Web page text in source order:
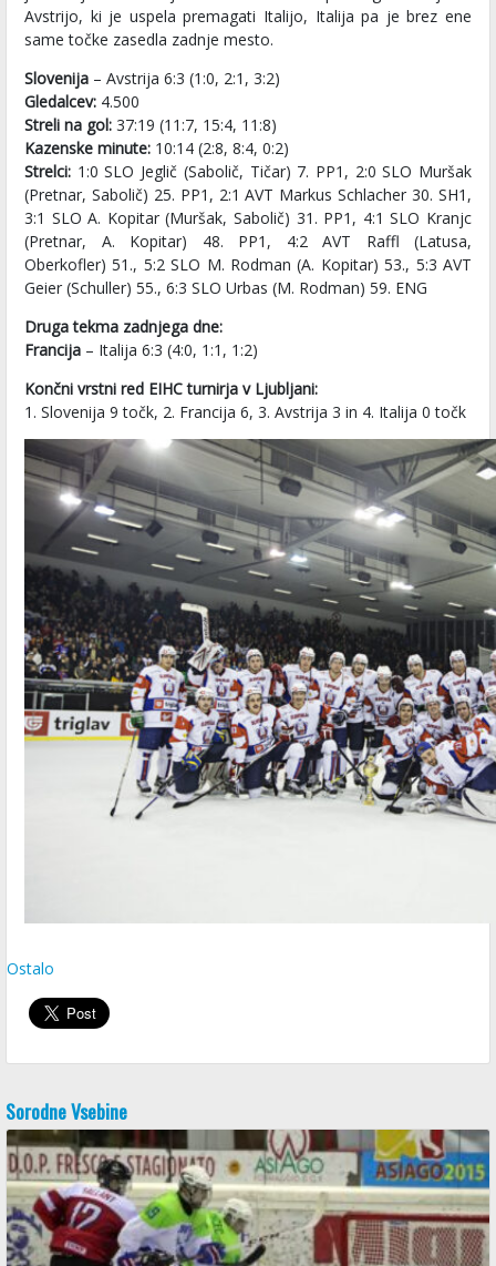
Avstrijo, ki je uspela premagati Italijo, Italija pa je brez ene
same točke zasedla zadnje mesto.
Slovenija – Avstrija 6:3 (1:0, 2:1, 3:2)
Gledalcev: 4.500
Streli na gol: 37:19 (11:7, 15:4, 11:8)
Kazenske minute: 10:14 (2:8, 8:4, 0:2)
Strelci: 1:0 SLO Jeglič (Sabolič, Tičar) 7. PP1, 2:0 SLO Muršak
(Pretnar, Sabolič) 25. PP1, 2:1 AVT Markus Schlacher 30. SH1,
3:1 SLO A. Kopitar (Muršak, Sabolič) 31. PP1, 4:1 SLO Kranjc
(Pretnar, A. Kopitar) 48. PP1, 4:2 AVT Raffl (Latusa,
Oberkofler) 51., 5:2 SLO M. Rodman (A. Kopitar) 53., 5:3 AVT
Geier (Schuller) 55., 6:3 SLO Urbas (M. Rodman) 59. ENG
Druga tekma zadnjega dne:
Francija – Italija 6:3 (4:0, 1:1, 1:2)
Končni vrstni red EIHC turnirja v Ljubljani:
1. Slovenija 9 točk, 2. Francija 6, 3. Avstrija 3 in 4. Italija 0 točk
Ostalo
Sorodne Vsebine